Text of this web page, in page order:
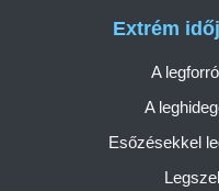
Extrém
A
A
Esőzésekkel